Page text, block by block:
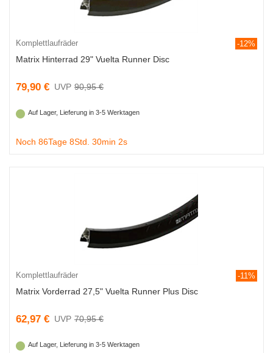
Komplettlaufräder -12%
Matrix Hinterrad 29" Vuelta Runner Disc
79,90 € 90,95 €
Auf Lager, Lieferung in 3-5 Werktagen
Noch 86Tage 8Std. 30min 1s
Komplettlaufräder -11%
Matrix Vorderrad 27,5" Vuelta Runner Plus Disc
62,97 € 70,95 €
Auf Lager, Lieferung in 3-5 Werktagen